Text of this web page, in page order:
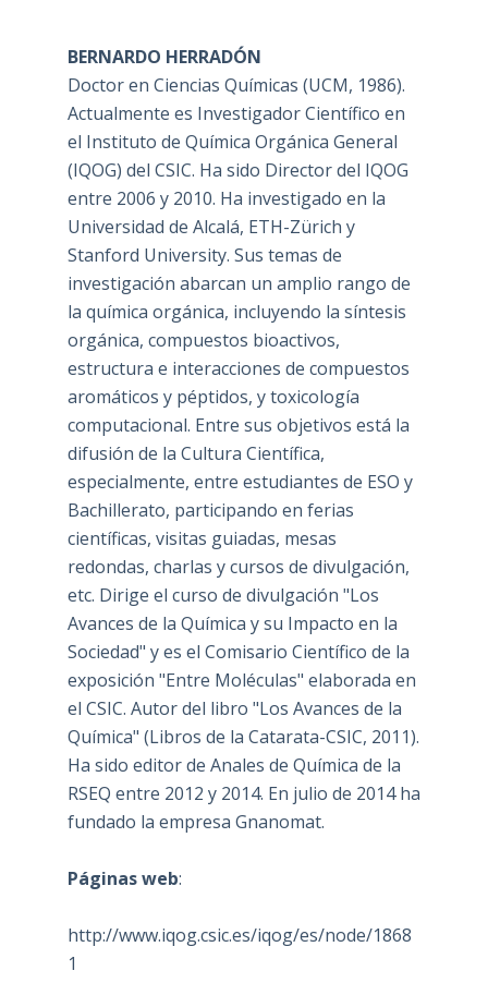
BERNARDO HERRADÓN
Doctor en Ciencias Químicas (UCM, 1986).
Actualmente es Investigador Científico en
el Instituto de Química Orgánica General
(IQOG) del CSIC. Ha sido Director del IQOG
entre 2006 y 2010. Ha investigado en la
Universidad de Alcalá, ETH-Zürich y
Stanford University. Sus temas de
investigación abarcan un amplio rango de
la química orgánica, incluyendo la síntesis
orgánica, compuestos bioactivos,
estructura e interacciones de compuestos
aromáticos y péptidos, y toxicología
computacional. Entre sus objetivos está la
difusión de la Cultura Científica,
especialmente, entre estudiantes de ESO y
Bachillerato, participando en ferias
científicas, visitas guiadas, mesas
redondas, charlas y cursos de divulgación,
etc. Dirige el curso de divulgación "Los
Avances de la Química y su Impacto en la
Sociedad" y es el Comisario Científico de la
exposición "Entre Moléculas" elaborada en
el CSIC. Autor del libro "Los Avances de la
Química" (Libros de la Catarata-CSIC, 2011).
Ha sido editor de Anales de Química de la
RSEQ entre 2012 y 2014. En julio de 2014 ha
fundado la empresa Gnanomat.
Páginas web:
http://www.iqog.csic.es/iqog/es/node/1868
1